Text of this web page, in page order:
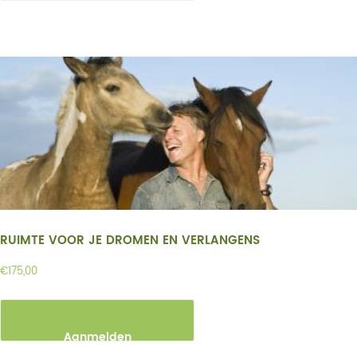
RUIMTE VOOR JE DROMEN EN VERLANGENS
€175,00
Aanmelden